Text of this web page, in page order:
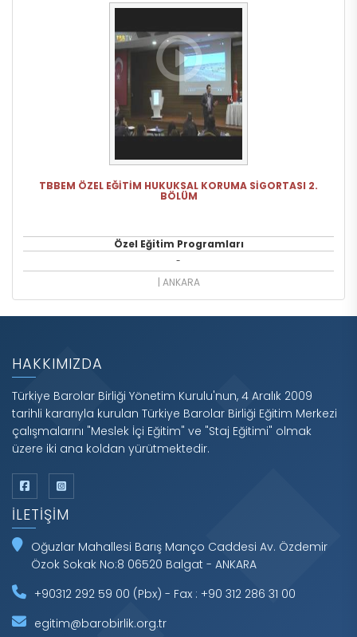
TBBEM ÖZEL EĞİTİM HUKUKSAL KORUMA SİGORTASI 2.
BÖLÜM
Özel Eğitim Programları
-
| ANKARA
HAKKIMIZDA
Türkiye Barolar Birliği Yönetim Kurulu'nun, 4 Aralık 2009
tarihli kararıyla kurulan Türkiye Barolar Birliği Eğitim Merkezi
çalışmalarını "Meslek İçi Eğitim" ve "Staj Eğitimi" olmak
üzere iki ana koldan yürütmektedir.
İLETIŞIM
Oğuzlar Mahallesi Barış Manço Caddesi Av. Özdemir
Özok Sokak No:8 06520 Balgat - ANKARA
+90312 292 59 00 (Pbx) - Fax : +90 312 286 31 00
egitim@barobirlik.org.tr